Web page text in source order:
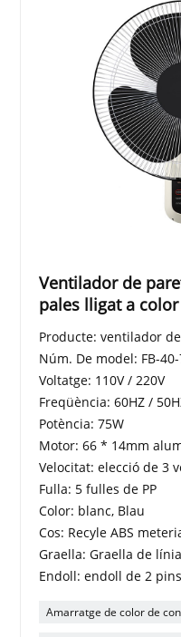
Ventilador de
pales lligat a
Producte: ventilador
Núm. De model: FB-
Voltatge: 110V / 220V
Freqüència: 60HZ /
Potència: 75W
Motor: 66 * 14mm
Velocitat: elecció de 3
Fulla: 5 fulles de PP
Color: blanc, Blau
Cos: Recyle ABS
Graella: Graella de
Endoll: endoll de 2
Amarratge de color de